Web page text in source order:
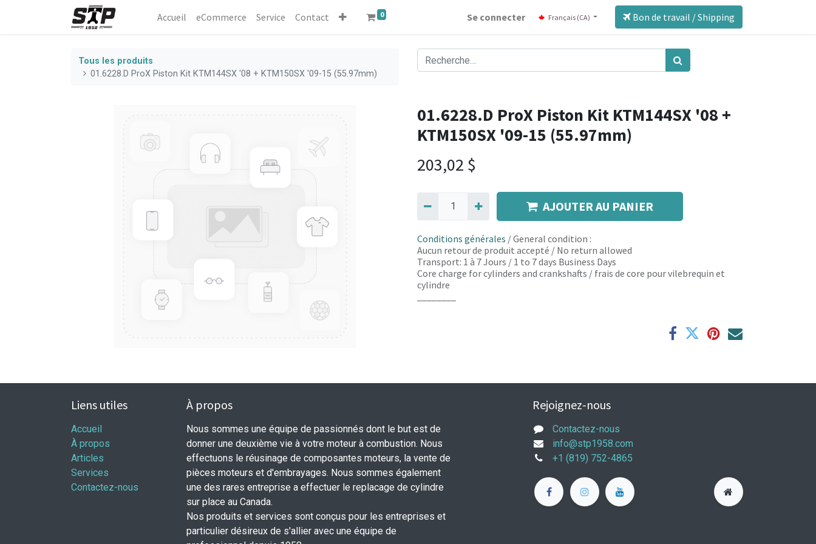
Accueil eCommerce​ Service Contact 0 Se connecter Français (CA) Bon de travail / Shipping
Tous les produits
01.6228.D ProX Piston Kit KTM144SX '08 + KTM150SX '09-15 (55.97mm)
01.6228.D ProX Piston Kit KTM144SX '08 +
KTM150SX '09-15 (55.97mm)
203,02 $
AJOUTER AU PANIER
Conditions générales / General condition :
Aucun retour de produit accepté / No return allowed
Transport: 1 à 7 Jours / 1 to 7 days Business Days
Core charge for cylinders and crankshafts / frais de core pour vilebrequin et
cylindre
Liens utiles
Accueil
À propos
Articles
Services
Contactez-nous
À propos
Nous sommes une équipe de passionnés dont le but est de
donner une deuxième vie à votre moteur à combustion. Nous
effectuons le réusinage de composantes moteurs, la vente de
pièces moteurs et d'embrayages. Nous sommes également
une des rares entreprise a effectuer le replacage de cylindre
sur place au Canada.
Nos produits et services sont conçus pour les entreprises et
particulier désireux de s'allier avec une équipe de
Rejoignez-nous
Contactez-nous
info@stp1958.com
+1 (819) 752-4865